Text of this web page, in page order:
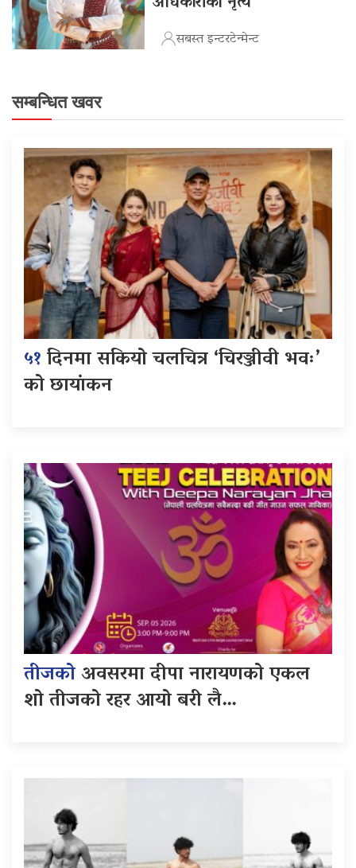
सबस्त इन्टरटेन्मेन्ट
सम्बन्धित खवर
५१दिनमा सकियो चलचित्र ‘चिरञ्जीवी भवः’
को छायांकन
तीजकोअवसरमा दीपा नारायणको एकल
शो तीजको रहर आयो बरी लै…